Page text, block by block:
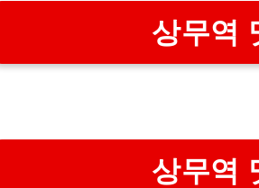
상무역
상무역